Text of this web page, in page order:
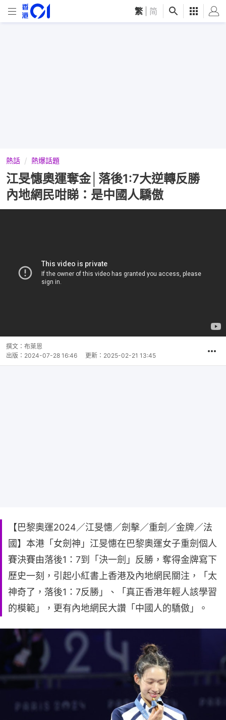
繁 简
熱話 熱爆話題
江旻憓奧運奪金│落後1:7大逆轉反勝
內地網民咁睇：是中國人驕傲
撰文： 布萊恩
出版： 2024-07-28 16:46 更新： 2025-02-21 13:45
【巴黎奧運2024／江旻憓／劍擊／重劍／金牌／法
國】本港「女劍神」江旻憓在巴黎奧運女子重劍個人
賽決賽由落後1：7到「決一劍」反勝，奪得金牌寫下
歷史一刻，引起小紅書上香港及內地網民關注，「太
神奇了，落後1：7反勝」、「真正香港年輕人該學習
的模範」，更有內地網民大讚「中國人的驕傲」。